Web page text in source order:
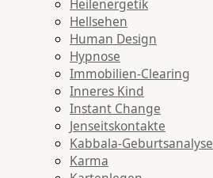
Heilenergetik
Hellsehen
Human Design
Hypnose
Immobilien-Clearing
Inneres Kind
Instant Change
Jenseitskontakte
Kabbala-Geburtsanalyse
Karma